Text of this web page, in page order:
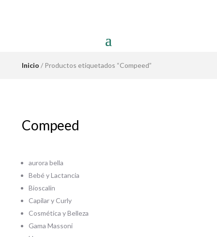
Inicio / Productos etiquetados “Compeed”
Compeed
aurora bella
Bebé y Lactancia
Bioscalin
Capilar y Curly
Cosmética y Belleza
Gama Massoni